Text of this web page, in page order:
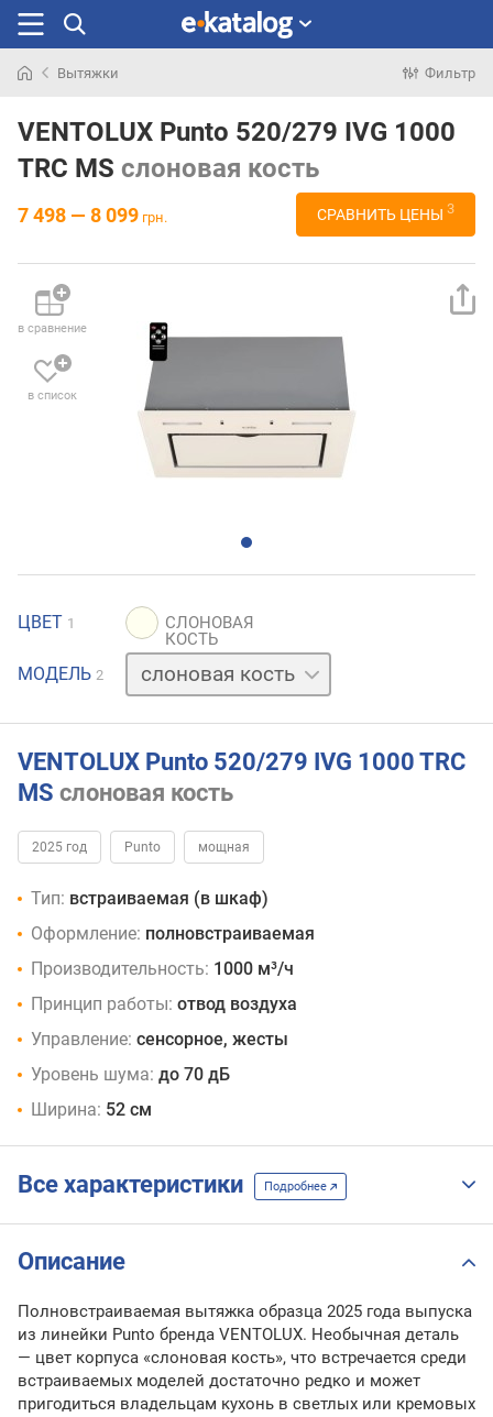
раньше
Вытяжки Фильтр
VENTOLUX Punto 520/279 IVG 1000
TRC MS слоновая кость
7 498 — 8 099 грн. СРАВНИТЬ ЦЕНЫ 3
в сравнение
в список
ЦВЕТ 1
МОДЕЛЬ 2
серый
VENTOLUX Punto 520/279 IVG 1000 TRC
MS слоновая кость
2025 год Punto мощная
Тип: встраиваемая (в шкаф)
Оформление: полновстраиваемая
Производительность: 1000 м³/ч
Принцип работы: отвод воздуха
Управление: сенсорное, жесты
Уровень шума: до 70 дБ
Ширина: 52 см
Все характеристики Подробнее
Описание
Полновстраиваемая вытяжка образца 2025 года выпуска
из линейки Punto бренда VENTOLUX. Необычная деталь
— цвет корпуса «слоновая кость», что встречается среди
встраиваемых моделей достаточно редко и может
пригодиться владельцам кухонь в светлых или кремовых